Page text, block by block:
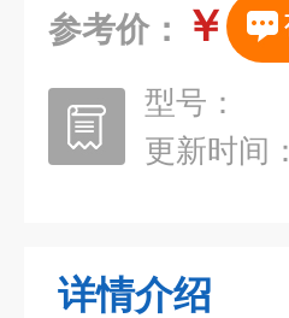
参考价： ￥
型号：
更新时间：
详情介绍